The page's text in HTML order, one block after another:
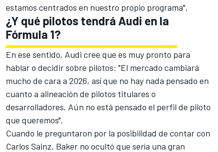
estamos centrados en nuestro propio programa".
¿Y qué pilotos tendrá Audi en la
Fórmula 1?
En ese sentido, Audi cree que es muy pronto para
hablar o decidir sobre pilotos: "El mercado cambiará
mucho de cara a 2026, así que no hay nada pensado en
cuanto a alineación de pilotos titulares o
desarrolladores. Aún no está pensado el perfil de piloto
que queremos".
Cuando le preguntaron por la posibilidad de contar con
Carlos Sainz, Baker no ocultó que sería una gran